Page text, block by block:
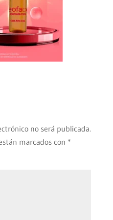
no será publicada.
marcados con *